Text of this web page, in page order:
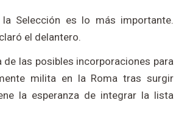
Selección es lo más importante.
el delantero.
las posibles incorporaciones para
milita en la Roma tras surgir
la esperanza de integrar la lista